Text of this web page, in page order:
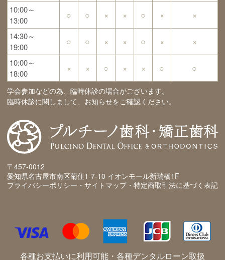
10:00～
13:00
○ ○ × × ○ × ×
14:30～
19:00
○ ○ × × ○ × ×
10:00～
18:00
× × ○ × × ○ ○
学会参加などの為、臨時休診の場合がございます。
臨時休診に関しまして、お知らせをご確認ください。
〒457-0012
愛知県名古屋市南区菊住1-7-10 イオンモール新瑞橋1F
プライバシーポリシー・サイトマップ・特定商取引法に基づく表記
各種お支払いに利用可能・各種デンタルローン取扱